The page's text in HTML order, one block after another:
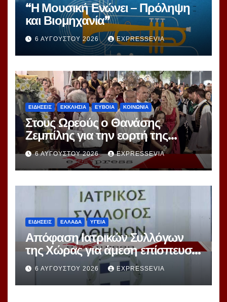
“Η Μουσική Ενώνει – Πρόληψη
και Βιομηχανία”
6 ΑΥΓΟΎΣΤΟΥ 2026 EXPRESSEVIA
ΕΙΔΗΣΕΙΣ ΕΚΚΛΗΣΙΑ ΕΥΒΟΙΑ ΚΟΙΝΩΝΙΑ
Στους Ωρεούς ο Θανάσης
Ζεμπίλης για την εορτή της
Μεταμορφώσεως Σωτήρος
6 ΑΥΓΟΎΣΤΟΥ 2026 EXPRESSEVIA
ΕΙΔΗΣΕΙΣ ΕΛΛΑΔΑ ΥΓΕΙΑ
Απόφαση Ιατρικών Συλλόγων
της Χώρας για άμεση επίσπευση
Διαδικασιών Εκλογών
6 ΑΥΓΟΎΣΤΟΥ 2026 EXPRESSEVIA